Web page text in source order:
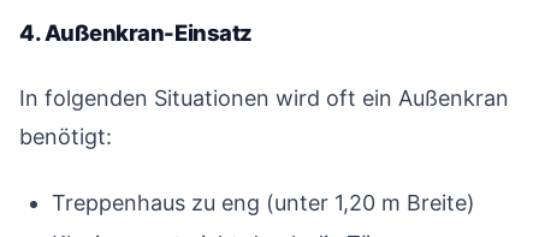
4. Außenkran-Einsatz
In folgenden Situationen wird oft ein Außenkran
benötigt:
Treppenhaus zu eng (unter 1,20 m Breite)